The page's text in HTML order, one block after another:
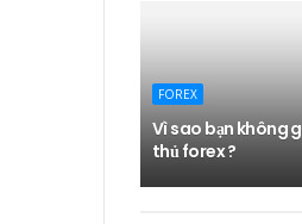
FOREX
Vì sao bạn không
thủ forex ?